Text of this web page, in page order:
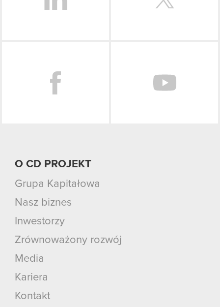
O CD PROJEKT
Grupa Kapitałowa
Nasz biznes
Inwestorzy
Zrównoważony rozwój
Media
Kariera
Kontakt